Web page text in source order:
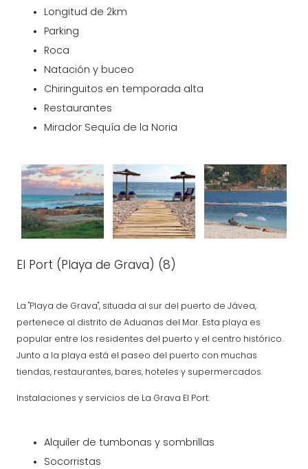
Longitud de 2km
Parking
Roca
Natación y buceo
Chiringuitos en temporada alta
Restaurantes
Mirador Sequía de la Noria
El Port (Playa de Grava) (8)
La "Playa de Grava", situada al sur del puerto de Jávea,
pertenece al distrito de Aduanas del Mar. Esta playa es
popular entre los residentes del puerto y el centro histórico.
Junto a la playa está el paseo del puerto con muchas
tiendas, restaurantes, bares, hoteles y supermercados.
Instalaciones y servicios de La Grava El Port:
Alquiler de tumbonas y sombrillas
Socorristas